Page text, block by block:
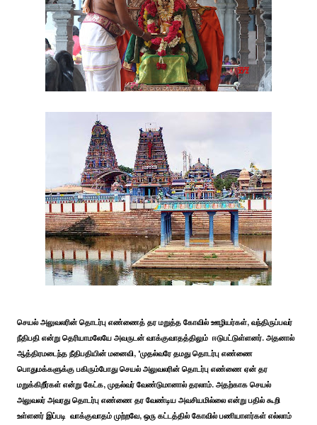
செயல் அலுவலரின் தொடர்பு எண்ணைத் தர மறுத்த கோவில் ஊழியர்கள், வந்திருப்பவர்
நீதிபதி என்று தெரியாமலேயே அவருடன் வாக்குவாதத்திலும் ஈடுபட்டுள்ளனர். அதனால்
ஆத்திரமடைந்த நீதிபதியின் மனைவி, 'முதல்வரே தமது தொடர்பு எண்ணை
பொதுமக்களுக்கு பகிரும்போது செயல் அலுவலரின் தொடர்பு எண்ணை ஏன் தர
மறுக்கிறீர்கள் என்று கேட்க, முதல்வர் வேண்டுமானால் தரலாம். அதற்காக செயல்
அலுவலர் அவரது தொடர்பு எண்ணை தர வேண்டிய அவசியமில்லை என்று பதில் கூறி
உள்ளனர் இப்படி வாக்குவாதம் முற்றவே, ஒரு கட்டத்தில் கோவில் பணியாளர்கள் எல்லாம்